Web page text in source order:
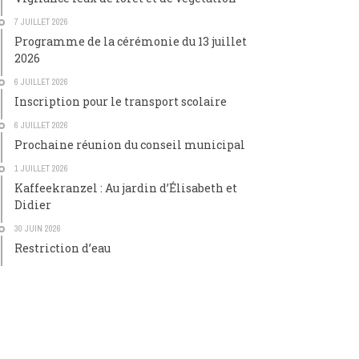
7 JUILLET 2026
Programme de la cérémonie du 13 juillet
2026
6 JUILLET 2026
Inscription pour le transport scolaire
6 JUILLET 2026
Prochaine réunion du conseil municipal
1 JUILLET 2026
Kaffeekranzel : Au jardin d’Élisabeth et
Didier
30 JUIN 2026
Restriction d’eau